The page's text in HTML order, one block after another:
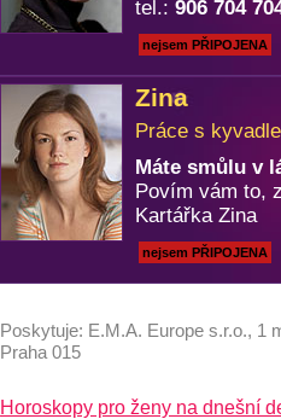
tel.: 906 704
nejsem PŘIPOJENA
Zina
Práce s
Máte smůlu v
Povím vám to,
Kartářka Zina
nejsem PŘIPOJENA
Poskytuje: E.M.A. Europe s.r.o., 1
Praha 015
Horoskopy pro ženy na dnešní